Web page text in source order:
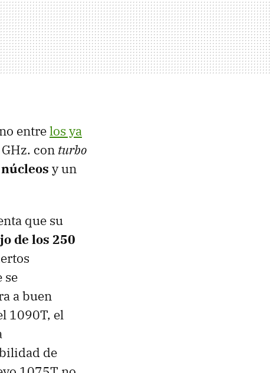
entrelos ya
con turbo
y un
que su
de los 250
se
a buen
1090T, el
de